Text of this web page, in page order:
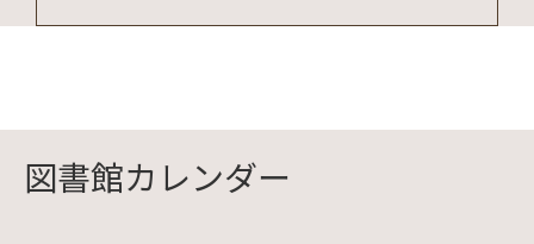
図書館カレンダー